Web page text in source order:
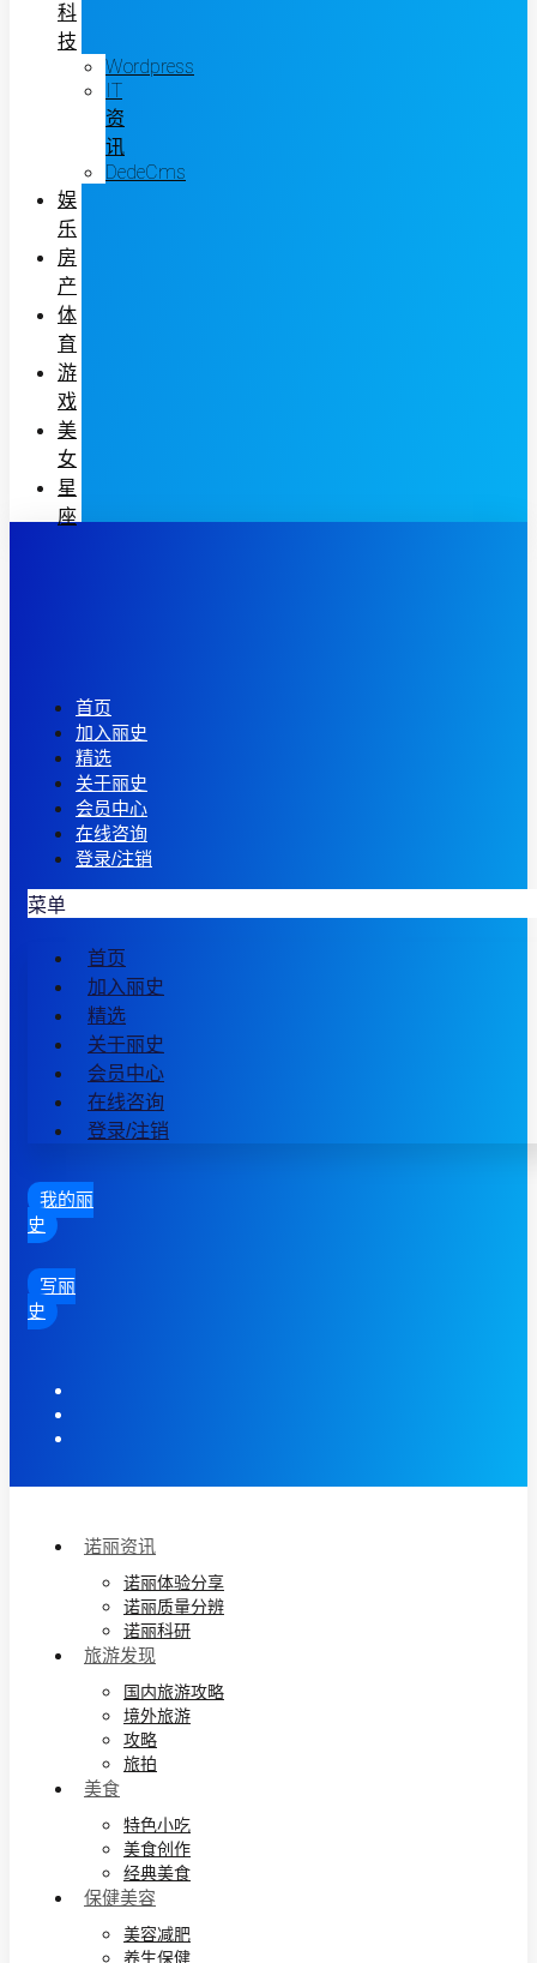
科
技
Wordpress
IT
资
讯
DedeCms
娱
乐
房
产
体
育
游
戏
美
女
星
座
首页
加入丽史
精选
关于丽史
会员中心
在线咨询
登录/注销
菜单
首页
加入丽史
精选
关于丽史
会员中心
在线咨询
登录/注销
我的丽
史
写丽
史
诺丽资讯
诺丽体验分享
诺丽质量分辨
诺丽科研
旅游发现
国内旅游攻略
境外旅游
攻略
旅拍
美食
特色小吃
美食创作
经典美食
保健美容
美容减肥
养生保健